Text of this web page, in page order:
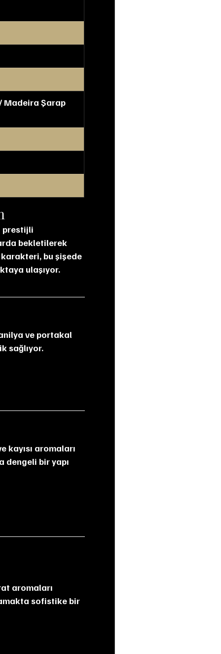
/ Madeira Şarap
bekletilerek
karakteri, bu şişede
ulaşıyor.
sağlıyor.
dengeli bir yapı
aromaları
sofistike bir